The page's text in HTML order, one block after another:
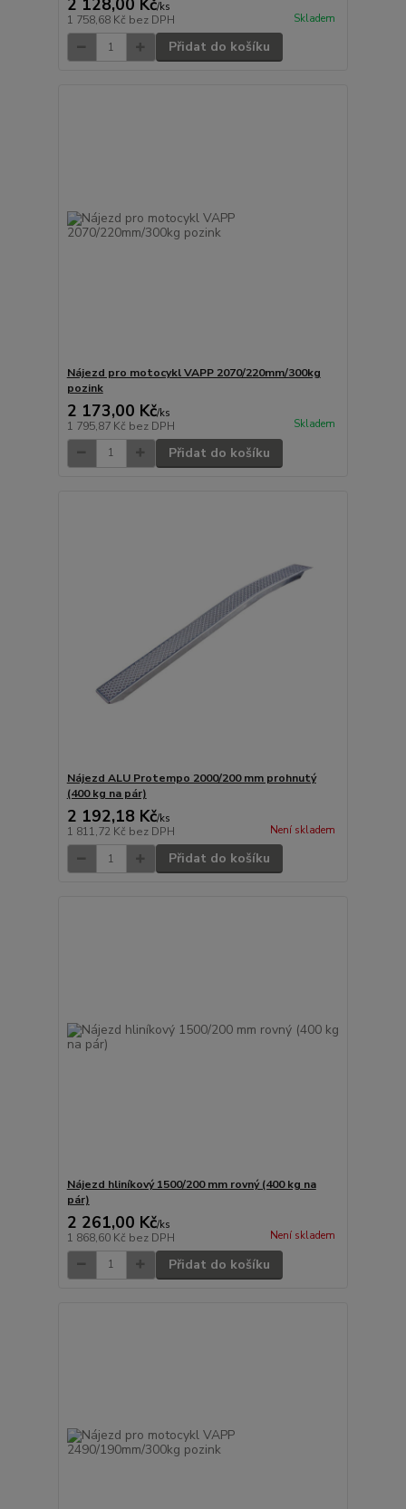
2 128,00 Kč/ks
1 758,68 Kč bez DPH Skladem
Přidat do košíku
Nájezd pro motocykl VAPP 2070/220mm/300kg
pozink
2 173,00 Kč/ks
1 795,87 Kč bez DPH Skladem
Přidat do košíku
Nájezd ALU Protempo 2000/200 mm prohnutý
(400 kg na pár)
2 192,18 Kč/ks
1 811,72 Kč bez DPH Není skladem
Přidat do košíku
Nájezd hliníkový 1500/200 mm rovný (400 kg na
pár)
2 261,00 Kč/ks
1 868,60 Kč bez DPH Není skladem
Přidat do košíku